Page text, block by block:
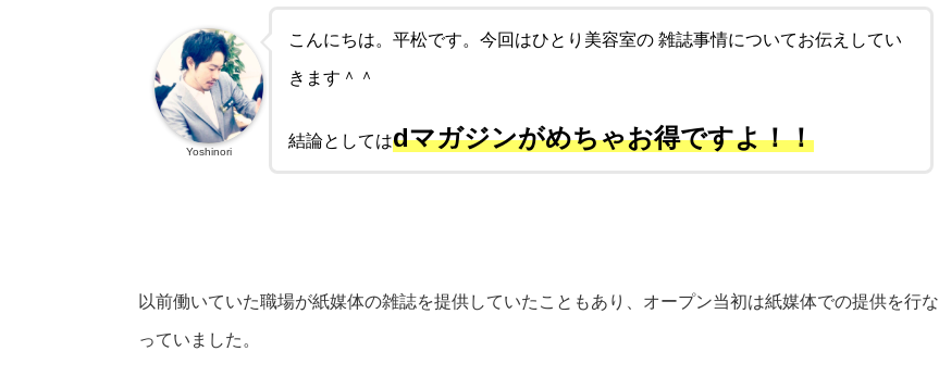
こんにちは。平松です。今回はひとり美容室の 雑誌事情についてお伝えしてい
きます＾＾
結論としてはdマガジンがめちゃお得ですよ！！
Yoshinori
以前働いていた職場が紙媒体の雑誌を提供していたこともあり、オープン当初は紙媒体での提供を行な
っていました。